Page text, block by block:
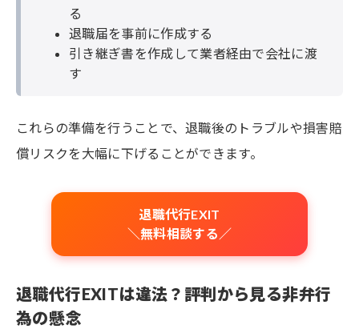
る
退職届を事前に作成する
引き継ぎ書を作成して業者経由で会社に渡
す
これらの準備を行うことで、退職後のトラブルや損害賠
償リスクを大幅に下げることができます。
退職代行EXIT
＼無料相談する／
退職代行EXITは違法？評判から見る非弁行
為の懸念